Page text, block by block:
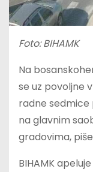
Foto: BIHAMK
Na
se uz povoljne
radne
na glavnim
gradovima, piše
BIHAMK